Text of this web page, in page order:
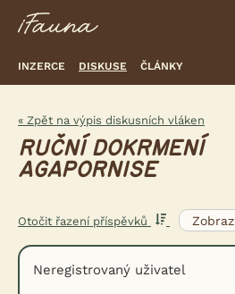
INZERCE DISKUSE ČLÁNKY
« Zpět na výpis diskusních vláken
RUČNÍ DOKRMENÍ
AGAPORNISE
Otočit řazení příspěvků
Neregistrovaný uživatel